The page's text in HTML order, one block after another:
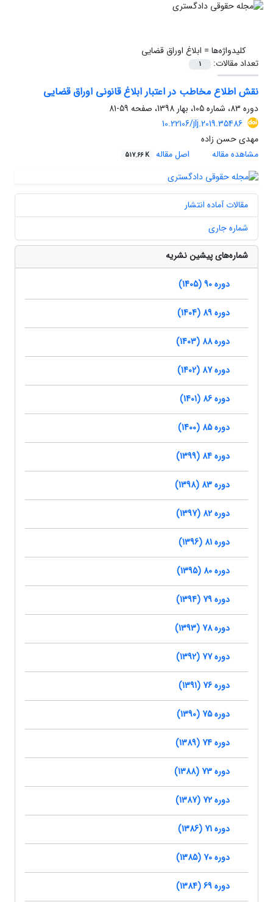
کلیدواژه‌ها = ابلاغ اوراق قضایی
تعداد مقالات:
1
نقش اطلاع مخاطب در اعتبار ابلاغ قانونی اوراق قضایی
دوره 83، شماره 105، بهار 1398، صفحه
59-81
10.22106/jlj.2019.35486
مهدی حسن زاده
مشاهده مقاله
اصل مقاله 517.66 K
مقالات آماده انتشار
شماره جاری
شماره‌های پیشین نشریه
دوره 90 (1405)
دوره 89 (1404)
دوره 88 (1403)
دوره 87 (1402)
دوره 86 (1401)
دوره 85 (1400)
دوره 84 (1399)
دوره 83 (1398)
دوره 82 (1397)
دوره 81 (1396)
دوره 80 (1395)
دوره 79 (1394)
دوره 78 (1393)
دوره 77 (1392)
دوره 76 (1391)
دوره 75 (1390)
دوره 74 (1389)
دوره 73 (1388)
دوره 72 (1387)
دوره 71 (1386)
دوره 70 (1385)
دوره 69 (1384)